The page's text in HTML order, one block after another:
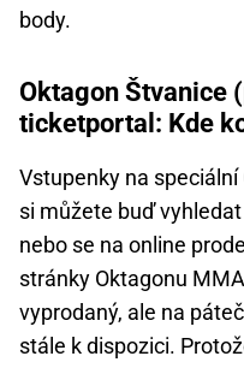
body.
Oktagon Štvanice
ticketportal: Kde
Vstupenky na
si můžete buď
nebo se na online
stránky Oktagonu
vyprodaný, ale na
stále k dispozici.